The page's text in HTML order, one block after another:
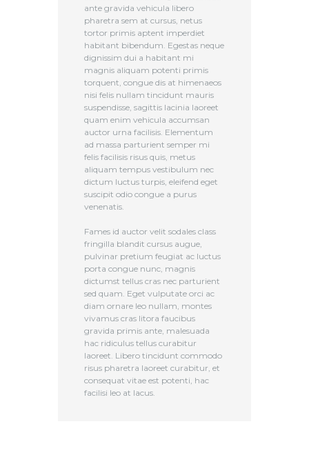
ante gravida vehicula libero
pharetra sem at cursus, netus
tortor primis aptent imperdiet
habitant bibendum. Egestas neque
dignissim dui a habitant mi
magnis aliquam potenti primis
torquent, congue dis at himenaeos
nisi felis nullam tincidunt mauris
suspendisse, sagittis lacinia laoreet
quam enim vehicula accumsan
auctor urna facilisis. Elementum
ad massa parturient semper mi
felis facilisis risus quis, metus
aliquam tempus vestibulum nec
dictum luctus turpis, eleifend eget
suscipit odio congue a purus
venenatis.
Fames id auctor velit sodales class
fringilla blandit cursus augue,
pulvinar pretium feugiat ac luctus
porta congue nunc, magnis
dictumst tellus cras nec parturient
sed quam. Eget vulputate orci ac
diam ornare leo nullam, montes
vivamus cras litora faucibus
gravida primis ante, malesuada
hac ridiculus tellus curabitur
laoreet. Libero tincidunt commodo
risus pharetra laoreet curabitur, et
consequat vitae est potenti, hac
facilisi leo at lacus.